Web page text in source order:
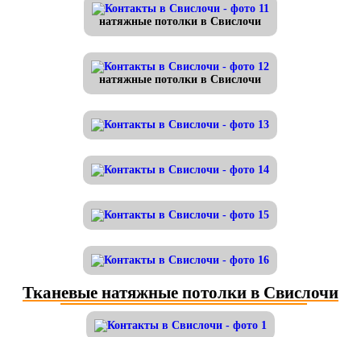
натяжные потолки в Свислочи
натяжные потолки в Свислочи
Тканевые натяжные потолки в Свислочи